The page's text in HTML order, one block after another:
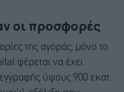
οι προσφορές
της αγοράς, μόνο το
φέρεται να έχει
ύψους 900 εκατ.